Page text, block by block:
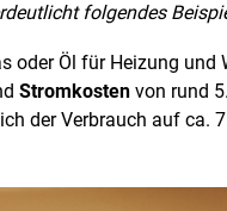
folgendes
Öl für Heizung und
Stromkosten von rund
der Verbrauch auf ca.